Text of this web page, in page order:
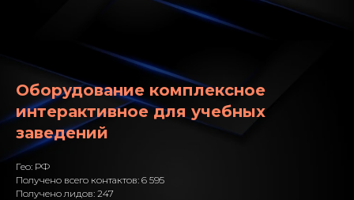
Оборудование комплексное
интерактивное для учебных
заведений
Гео: РФ
Получено всего контактов: 6 595
Получено лидов: 247